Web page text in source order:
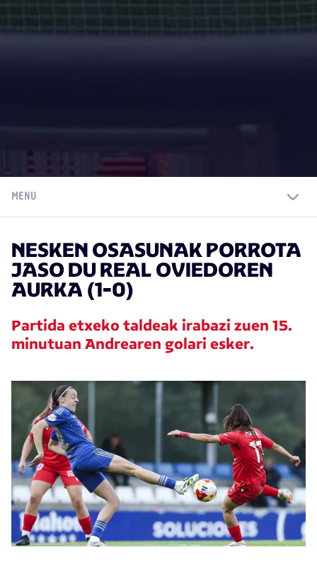
MENU
NESKEN OSASUNAK PORROTA
JASO DU REAL OVIEDOREN
AURKA (1-0)
Partida etxeko taldeak irabazi zuen 15.
minutuan Andrearen golari esker.